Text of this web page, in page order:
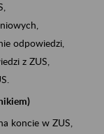
odpowiedzi,
z ZUS,
koncie w ZUS,